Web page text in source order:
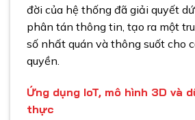
đời của hệ thống đã giải quyết
phân tán thông tin, tạo ra một
số nhất quán và thông suốt cho
quyền.
Ứng dụng IoT, mô hình 3D và
thực